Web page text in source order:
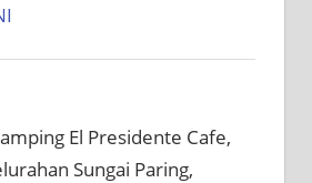
El Presidente Cafe,
Sungai Paring,